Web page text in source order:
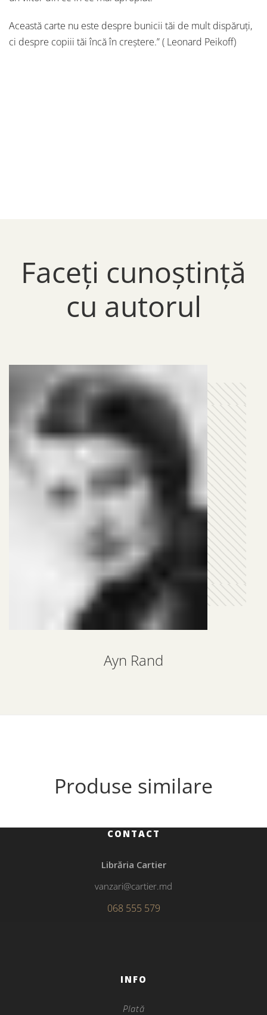
Această carte nu este despre bunicii tăi de mult dispăruţi,
ci despre copiii tăi încă în creştere.” ( Leonard Peikoff)
Faceți cunoștință
cu autorul
Ayn Rand
Produse similare
CONTACT
Librăria Cartier
vanzari@cartier.md
068 555 579
INFO
Plată